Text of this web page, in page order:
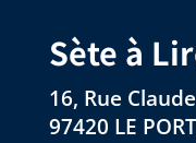
Sète à
16, Rue
97420 LE